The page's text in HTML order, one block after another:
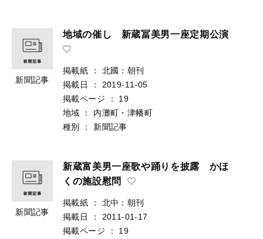
新聞記事
地域の催し 新蔵冨美男一座定期公演
掲載紙 ：
北國：朝刊
掲載日
：
2019-11-05
掲載ページ
：
19
地域
：
内灘町・津幡町
種別
： 新聞記事
新聞記事
新蔵富美男一座歌や踊りを披露 かほ
くの施設慰問
掲載紙 ：
北中：朝刊
掲載日
：
2011-01-17
掲載ページ
：
19